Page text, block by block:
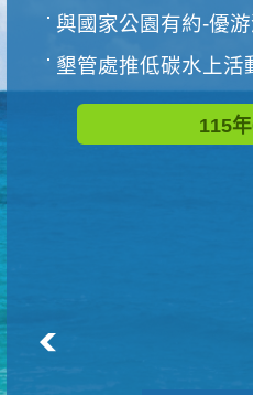
與國家公園有約-優
墾管處推低碳水上活動
115